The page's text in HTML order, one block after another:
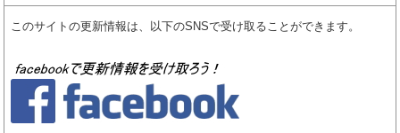
このサイトの更新情報は、以下のSNSで受け取ることができます。